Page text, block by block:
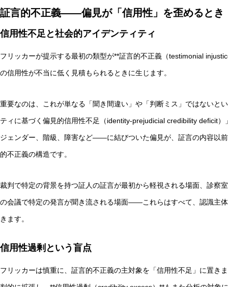
証言的不正義——偏見が「信用性」を歪めるとき
信用性不足と社会的アイデンティティ
フリッカーが提示する最初の類型が**証言的不正義（testimonial
の信用性が不当に低く見積もられるときに生じます。
重要なのは、これが単なる「聞き間違い」や「判断ミス」ではないと
ティに基づく偏見的信用性不足（identity-prejudicial credibility deficit
ジェンダー、階級、障害など——に結びついた偏見が、証言の内容以
的不正義の構造です。
裁判で特定の背景を持つ証人の証言が最初から軽視される場面、診察
の会議で特定の発言が聞き流される場面——これらはすべて、認識主
きます。
信用性過剰という盲点
フリッカーは慎重に、証言的不正義の主対象を「信用性不足」に置き